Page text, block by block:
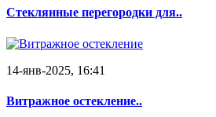
Стеклянные перегородки для..
14-янв-2025, 16:41
Витражное остекление..